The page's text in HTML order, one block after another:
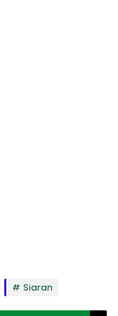
Siaran